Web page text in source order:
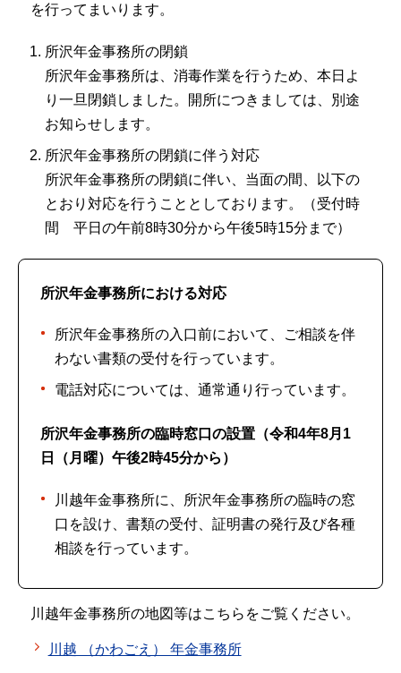
を行ってまいります。
所沢年金事務所の閉鎖
所沢年金事務所は、消毒作業を行うため、本日よ
り一旦閉鎖しました。開所につきましては、別途
お知らせします。
所沢年金事務所の閉鎖に伴う対応
所沢年金事務所の閉鎖に伴い、当面の間、以下の
とおり対応を行うこととしております。（受付時
間 平日の午前8時30分から午後5時15分まで）
所沢年金事務所における対応
所沢年金事務所の入口前において、ご相談を伴
わない書類の受付を行っています。
電話対応については、通常通り行っています。
所沢年金事務所の臨時窓口の設置（令和4年8月1
日（月曜）午後2時45分から）
川越年金事務所に、所沢年金事務所の臨時の窓
口を設け、書類の受付、証明書の発行及び各種
相談を行っています。
川越年金事務所の地図等はこちらをご覧ください。
川越 （かわごえ） 年金事務所